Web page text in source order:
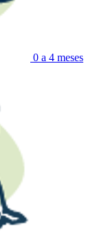
0 a 4 meses